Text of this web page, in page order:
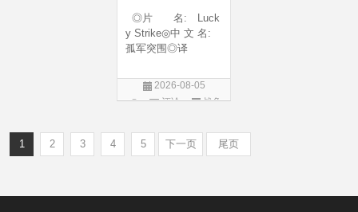
◎片 名: Luck
y Strike◎中 文 名:
孤军突围◎译
年 代: 2026◎
产 地: 美国◎
英语◎上映日
2026-08-05
评论
战争
1 2 3 4 5 下一页 尾页